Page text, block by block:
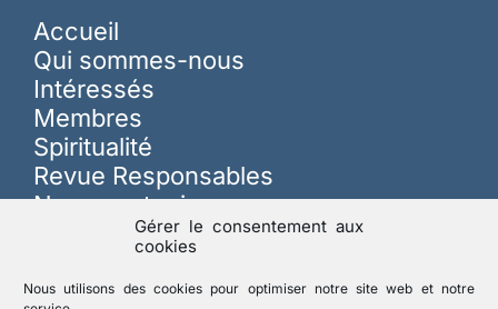
Gérer le consentement aux
cookies
Nous utilisons des cookies pour optimiser notre site web et notre
Accueil
Qui sommes-nous
Intéressés
Membres
Spiritualité
Revue Responsables
Nous soutenir